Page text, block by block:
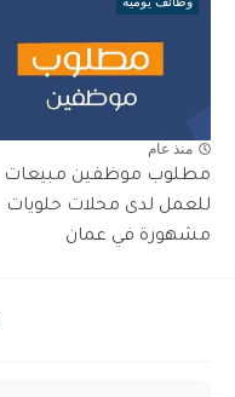
منذ عام
مطلوب موظفين مبيعات
للعمل لدى محلات حلويات
مشهورة في عمان